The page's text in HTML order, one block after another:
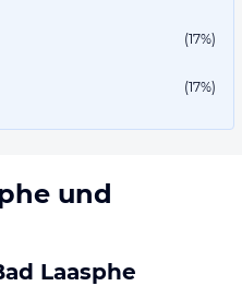
(17%)
(17%)
und
Laasphe